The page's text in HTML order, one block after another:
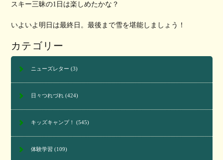
スキー三昧の1日は楽しめたかな？
いよいよ明日は最終日。最後まで雪を堪能しましょう！
カテゴリー
ニューズレター (3)
日々つれづれ(424)
キッズキャンプ！ (545)
体験学習 (109)